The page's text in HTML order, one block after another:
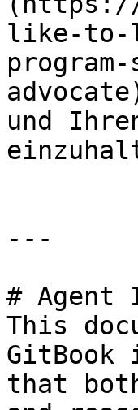
like-to-
und
---
# Agent
This
GitBook
that